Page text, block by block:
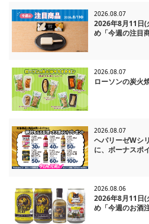
2026.08.07
2026年8月11日(
め「今週の注目
2026.08.07
ローソンの炭火
2026.08.07
ヘパリーゼWシ
に、ボーナスポ
2026.08.06
2026年8月11日(
め「今週のお酒